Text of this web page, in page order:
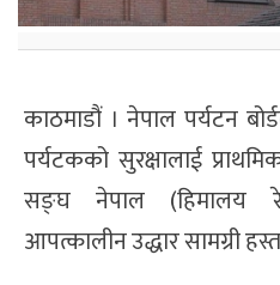
काठमाडौं । नेपाल पर्यटन
पर्यटकको सुरक्षालाई
सङ्घ नेपाल (हिमालय
आपत्कालीन उद्धार सामग्री